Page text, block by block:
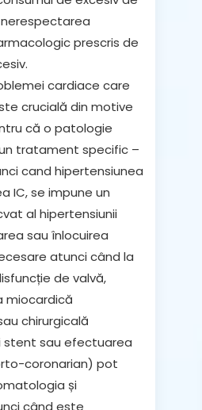
prescris de
cardiace care
crucială din motive
că o patologie
tratament specific –
cand hipertensiunea
IC, se impune un
al hipertensiunii
sau înlocuirea
atunci când la
de valvă,
miocardică
chirurgicală
stent sau efectuarea
coronarian) pot
și
când este